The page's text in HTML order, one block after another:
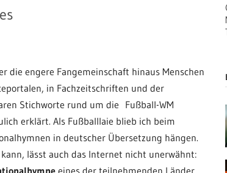
die engere Fangemeinschaft hinaus Menschen
in Fachzeitschriften und der
Stichworte rund um die Fußball-WM
erklärt. Als Fußballlaie blieb ich beim
in deutscher Übersetzung hängen.
lässt auch das Internet nicht unerwähnt:
eines der teilnehmenden Länder